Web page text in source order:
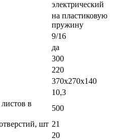
электрический
на пластиковую
пружину
9/16
да
300
220
370х270х140
10,3
в
500
шт 21
20